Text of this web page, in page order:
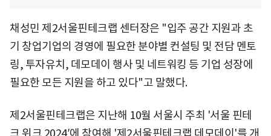
채성민 제2서울핀테크랩 센터장은 "입주 공간 지원과 초
기 창업기업의 경영에 필요한 분야별 컨설팅 및 전담 멘토
링, 투자유치, 데모데이 행사 및 네트워킹 등 기업 성장에
필요한 모든 지원을 하고 있다"고 말했다.
제2서울핀테크랩은 지난해 10월 서울시 주최 '서울 핀테